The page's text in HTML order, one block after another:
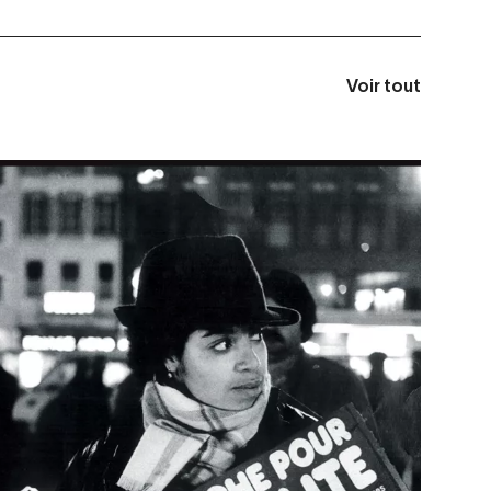
Voir tout